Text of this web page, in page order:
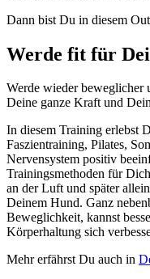
Dann bist Du in diesem
Werde fit für
Werde wieder beweglicher
Deine ganze Kraft und
In diesem Training erlebst
Faszientraining, Pilates,
Nervensystem positiv
Trainingsmethoden für
an der Luft und später
Deinem Hund. Ganz
Beweglichkeit, kannst
Körperhaltung sich
Mehr erfährst Du auch in